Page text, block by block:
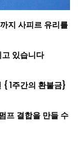
지 사피르 유리를
있습니다
{ 1주간의 환불금}
프 결합을 만들 수